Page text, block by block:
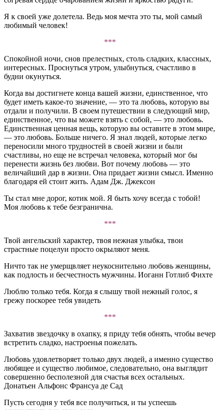
Я к своей уже долетела. Ведь моя мечта это ты, мой самый
любимый человек!
***
Спокойной ночи, снов прелестных, столь сладких, классных,
интересных. Проснуться утром, улыбнуться, счастливо в
будни окунуться.
Когда вы достигнете конца вашей жизни, единственное, что
будет иметь какое-то значение, — это та любовь, которую вы
отдали и получили. В своем путешествии в следующий мир,
единственное, что вы можете взять с собой, — это любовь.
Единственная ценная вещь, которую вы оставите в этом мире,
— это любовь. Больше ничего. Я знал людей, которые легко
переносили много трудностей в своей жизни и были
счастливы, но еще не встречал человека, который мог бы
перенести жизнь без любви. Вот почему любовь — это
величайший дар в жизни. Она придает жизни смысл. Именно
благодаря ей стоит жить. Адам Дж. Джексон
Ты стал мне дорог, котик мой. Я быть хочу всегда с тобой!
Моя любовь к тебе безгранична.
***
Твой ангельский характер, твоя нежная улыбка, твои
страстные поцелуи просто окрыляют меня.
Ничто так не умерщвляет неукоснительно любовь женщины,
как подлость и бесчестность мужчины. Иоганн Готлиб Фихте
Люблю только тебя. Когда я слышу твой нежный голос, я
грежу поскорее тебя увидеть
***
Захватив звездочку в охапку, я приду тебя обнять, чтобы вечер
встретить сладко, настроенья пожелать.
Любовь удовлетворяет только двух людей, а именно существо
любящее и существо любимое, следовательно, она выглядит
совершенно бесполезной для счастья всех остальных.
Донатьен Альфонс Франсуа де Сад
Пусть сегодня у тебя все получиться, и ты успеешь